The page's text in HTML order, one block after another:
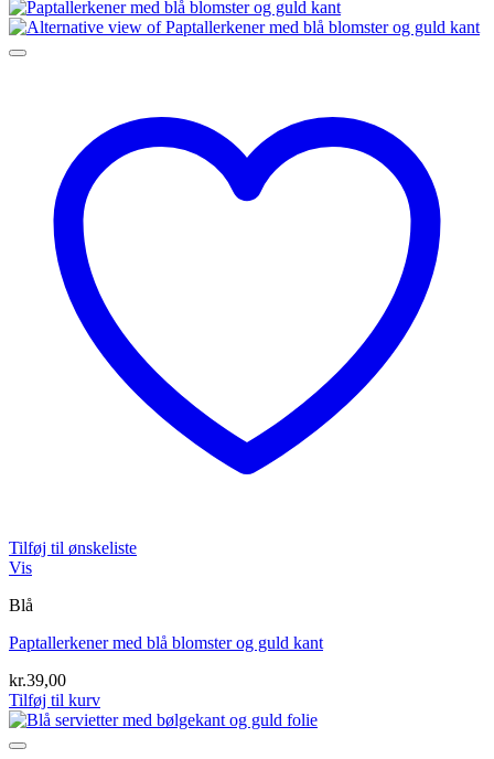
Tilføj til ønskeliste
Vis
Blå
Paptallerkener med blå blomster og guld kant
kr.39,00
Tilføj til kurv